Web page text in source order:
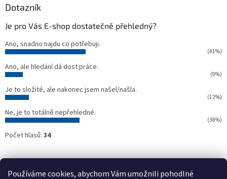
Používáme cookies, abychom Vám umožnili pohodlné
Dotazník
Je pro Vás E-shop dostatečně přehledný?
Ano, snadno najdu co potřebuji.
(41%)
Ano, ale hledání dá dost práce.
(9%)
Je to složité, ale nakonec jsem našel/našla.
(12%)
Ne, je to totálně nepřehledné.
(38%)
Počet hlasů: 34